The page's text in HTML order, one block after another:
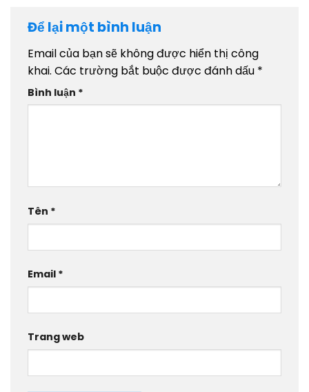
Để lại một bình luận
Email của bạn sẽ không được hiển thị công
khai. Các trường bắt buộc được đánh dấu *
Bình luận *
Tên *
Email *
Trang web